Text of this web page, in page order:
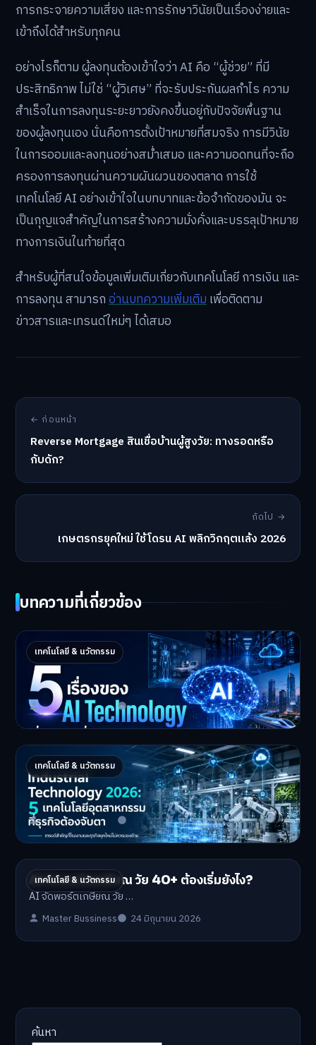
การกระจายความเสี่ยง และการรักษาวินัยเป็นเรื่องง่ายและ
เข้าถึงได้สำหรับทุกคน
อย่างไรก็ตาม ผู้ลงทุนต้องเข้าใจว่า AI คือ “ผู้ช่วย” ที่มี
ประสิทธิภาพ ไม่ใช่ “ผู้วิเศษ” ที่จะรับประกันผลกำไร ความ
สำเร็จในการลงทุนระยะยาวยังคงขึ้นอยู่กับปัจจัยพื้นฐาน
ของผู้ลงทุนเอง นั่นคือการตั้งเป้าหมายที่สมจริง การมีวินัย
ในการออมและลงทุนอย่างสม่ำเสมอ และความอดทนที่จะถือ
ครองการลงทุนผ่านความผันผวนของตลาด การใช้
เทคโนโลยี AI อย่างเข้าใจในบทบาทและข้อจำกัดของมัน จะ
เป็นกุญแจสำคัญในการสร้างความมั่งคั่งและบรรลุเป้าหมาย
ทางการเงินในท้ายที่สุด
สำหรับผู้ที่สนใจข้อมูลเพิ่มเติมเกี่ยวกับเทคโนโลยี การเงิน และ
การลงทุน สามารถอ่านบทความเพิ่มเติมเพื่อติดตาม
ข่าวสารและเทรนด์ใหม่ๆ ได้เสมอ
← ก่อนหน้า
Reverse Mortgage สินเชื่อบ้านผู้สูงวัย: ทางรอดหรือ
กับดัก?
ถัดไป →
เกษตรกรยุคใหม่ ใช้โดรน AI พลิกวิกฤตแล้ง 2026
บทความที่เกี่ยวข้อง
เทคโนโลยี & นวัตกรรม
5 เรื่องของ AI Technology ที่กำลังเปลี่ยนโลก
ในปี 2026
5 AI Technology ที่กำล…
Master Bussiness 2 กรกฎาคม 2026
เทคโนโลยี & นวัตกรรม
Industrial 2026 : 5 เทคโนโลยีอุตสาหกรรมที่
ธุรกิจต้องจับตา
Industrial Technology …
Master Bussiness 1 กรกฎาคม 2026
เทคโนโลยี & นวัตกรรม
AI จัดพอร์ตเกษียณ วัย 40+ ต้องเริ่มยังไง?
AI จัดพอร์ตเกษียณ วัย …
Master Bussiness 24 มิถุนายน 2026
ค้นหา